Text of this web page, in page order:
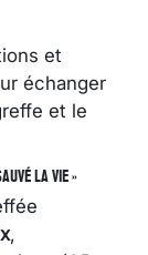
et
échanger
et le
LA VIE »
,